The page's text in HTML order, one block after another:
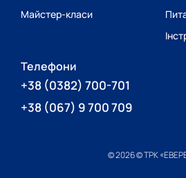
Майстер-класи
Телефони
+38 (0382) 700-701
+38 (067) 9 700 709
© 2026 © ТРК